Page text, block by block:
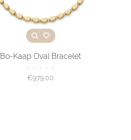
Bo-Kaap Oval Bracelet
• • • • •
€979,00